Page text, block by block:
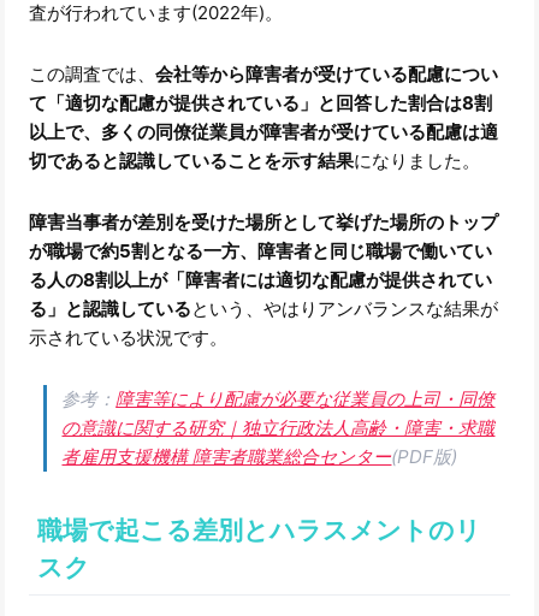
査が行われています(2022年)。
この調査では、会社等から障害者が受けている配慮につい
て「適切な配慮が提供されている」と回答した割合は8割
以上で、多くの同僚従業員が障害者が受けている配慮は適
切であると認識していることを示す結果になりました。
障害当事者が差別を受けた場所として挙げた場所のトップ
が職場で約5割となる一方、障害者と同じ職場で働いてい
る人の8割以上が「障害者には適切な配慮が提供されてい
る」と認識しているという、やはりアンバランスな結果が
示されている状況です。
参考：障害等により配慮が必要な従業員の上司・同僚
の意識に関する研究｜独立行政法人高齢・障害・求職
者雇用支援機構 障害者職業総合センター(PDF版)
職場で起こる差別とハラスメントのリ
スク